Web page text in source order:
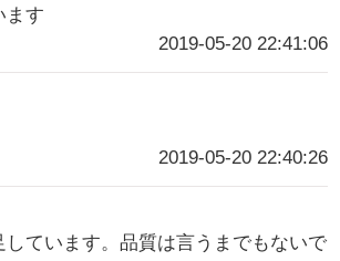
ます
2019-05-20 22:41:06
2019-05-20 22:40:26
しています。品質は言うまでもないで